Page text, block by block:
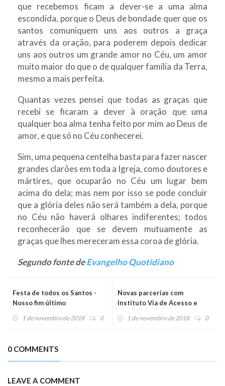
que recebemos ficam a dever-se a uma alma
escondida, porque o Deus de bondade quer que os
santos comuniquem uns aos outros a graça
através da oração, para poderem depois dedicar
uns aos outros um grande amor no Céu, um amor
muito maior do que o de qualquer família da Terra,
mesmo a mais perfeita.
Quantas vezes pensei que todas as graças que
recebi se ficaram a dever à oração que uma
qualquer boa alma tenha feito por mim ao Deus de
amor, e que só no Céu conhecerei.
Sim, uma pequena centelha basta para fazer nascer
grandes clarões em toda a Igreja, como doutores e
mártires, que ocuparão no Céu um lugar bem
acima do dela; mas nem por isso se pode concluir
que a glória deles não será também a dela, porque
no Céu não haverá olhares indiferentes; todos
reconhecerão que se devem mutuamente as
graças que lhes mereceram essa coroa de glória.
Segundo fonte deEvangelho Quotidiano
Festa de todos os Santos -
Nosso fim último
1 de novembro de 2018 0
Novas parcerias com
Instituto Via de Acesso e
1 de novembro de 2018 0
0 COMMENTS
LEAVE A COMMENT